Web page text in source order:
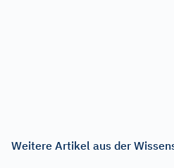
Weitere Artikel aus der